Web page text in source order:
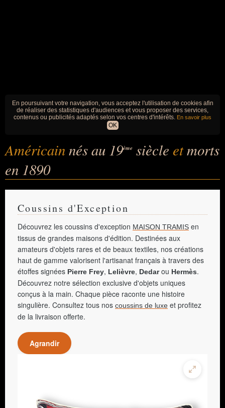
En poursuivant votre navigation, vous acceptez l'utilisation de cookies afin
de réaliser des statistiques d'audiences et vous proposer des services,
contenus ou publicités adaptés selon vos centres d'intérêts. En savoir plus
OK
Américainnés au 19ème siècle etmorts
en 1890
Coussins d'Exception
Découvrez les coussins d'exception MAISON TRAMIS en
tissus de grandes maisons d'édition. Destinées aux
amateurs d'objets rares et de beaux textiles, nos créations
haut de gamme valorisent l'artisanat français à travers des
étoffes signées Pierre Frey, Lelièvre, Dedarou Hermès.
Découvrez notre sélection exclusive d'objets uniques
conçus à la main. Chaque pièce raconte une histoire
singulière. Consultez tous nos coussins de luxe et profitez
de la livraison offerte.
Agrandir